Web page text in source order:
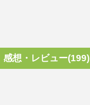
感想・レビュー(199)